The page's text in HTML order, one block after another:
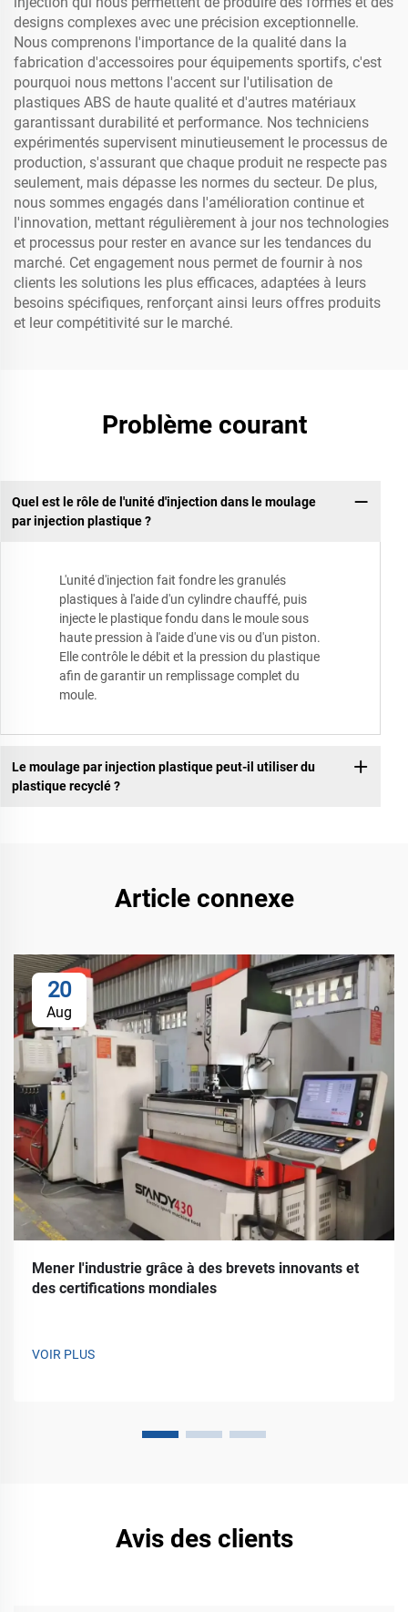
designs complexes avec une précision exceptionnelle.
Nous comprenons l'importance de la qualité dans la
fabrication d'accessoires pour équipements sportifs, c'est
pourquoi nous mettons l'accent sur l'utilisation de
plastiques ABS de haute qualité et d'autres matériaux
garantissant durabilité et performance. Nos techniciens
expérimentés supervisent minutieusement le processus de
production, s'assurant que chaque produit ne respecte pas
seulement, mais dépasse les normes du secteur. De plus,
nous sommes engagés dans l'amélioration continue et
l'innovation, mettant régulièrement à jour nos technologies
et processus pour rester en avance sur les tendances du
marché. Cet engagement nous permet de fournir à nos
clients les solutions les plus efficaces, adaptées à leurs
besoins spécifiques, renforçant ainsi leurs offres produits
et leur compétitivité sur le marché.
Problème courant
Quel est le rôle de l'unité d'injection dans le moulage
par injection plastique ?
L'unité d'injection fait fondre les granulés
plastiques à l'aide d'un cylindre chauffé, puis
injecte le plastique fondu dans le moule sous
haute pression à l'aide d'une vis ou d'un piston.
Elle contrôle le débit et la pression du plastique
afin de garantir un remplissage complet du
moule.
Le moulage par injection plastique peut-il utiliser du
plastique recyclé ?
Article connexe
20
Aug
Mener l'industrie grâce à des brevets innovants et
des certifications mondiales
VOIR PLUS
Avis des clients